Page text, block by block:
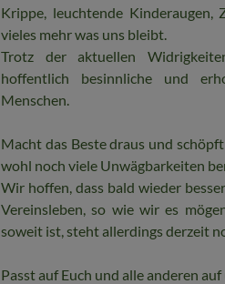
Krippe, leuchtende Kinderaugen,
vieles mehr was uns bleibt.
Trotz der aktuellen
hoffentlich besinnliche und
Menschen.
Macht das Beste draus und
wohl noch viele Unwägbarkeiten
Wir hoffen, dass bald wieder
Vereinsleben, so wie wir es
soweit ist, steht allerdings derzeit
Passt auf Euch und alle anderen